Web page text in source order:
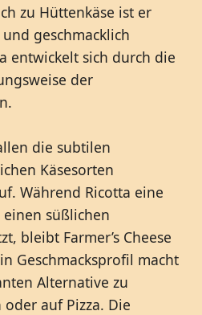
zu Hüttenkäse ist er
geschmacklich
entwickelt sich durch die
der
die subtilen
Käsesorten
Während Ricotta eine
süßlichen
bleibt Farmer’s Cheese
Geschmacksprofil macht
Alternative zu
auf Pizza. Die